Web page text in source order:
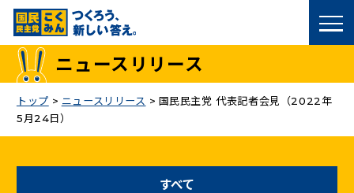
国民民主党トップ
議員
ニュースリリース
トップ > ニュースリリース > 国民民主党 代表記者会見（2022年
5月24日）
すべて